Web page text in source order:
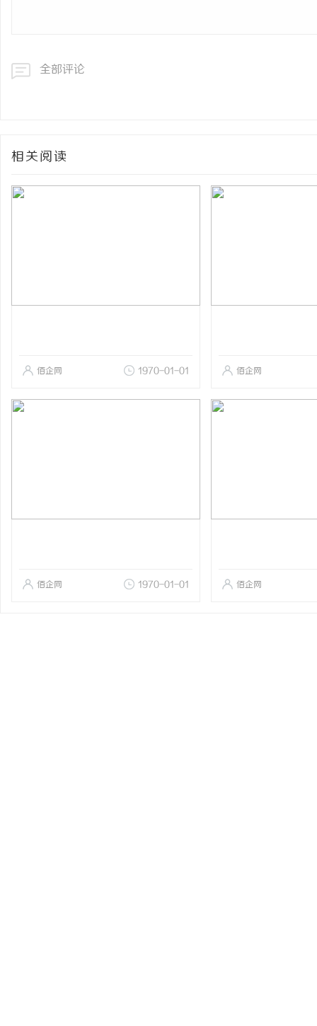
全部评论
相关阅读
佰企网 1970-01-01 佰企网
佰企网 1970-01-01 佰企网